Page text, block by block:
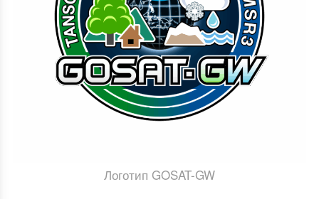
Логотип GOSAT-GW